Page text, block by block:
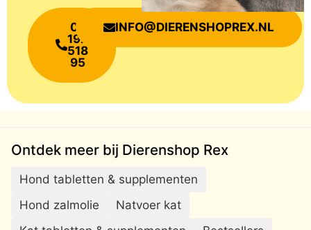
06
192
518
95
INFO@DIERENSHOPREX.NL
Ontdek meer bij Dierenshop Rex
Hond tabletten & supplementen
Hond zalmolie
Natvoer kat